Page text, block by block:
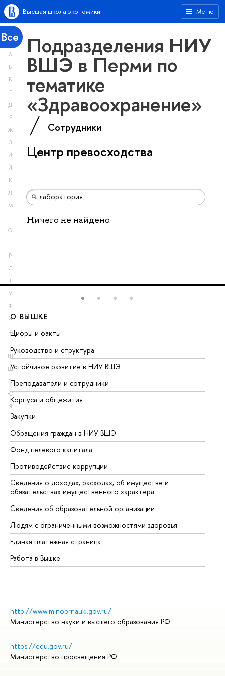
Меню
Высшая школа экономики
Все
А
Б
В
Г
Д
Е
Ж
З
И
Й
К
Л
М
Н
О
П
Р
С
Т
У
Ф
Х
Ц
Ч
Ш
Щ
Э
Ю
Я
Подразделения НИУ
ВШЭ в Перми по
тематике
«Здравоохранение»
Сотрудники
Центр превосходства
Ничего не найдено
О ВЫШКЕ
Цифры и факты
Руководство и структура
Устойчивое развитие в НИУ ВШЭ
Преподаватели и сотрудники
Корпуса и общежития
Закупки
Обращения граждан в НИУ ВШЭ
Фонд целевого капитала
Противодействие коррупции
Сведения о доходах, расходах, об имуществе и
обязательствах имущественного характера
Сведения об образовательной организации
Людям с ограниченными возможностями здоровья
Единая платежная страница
Работа в Вышке
http://www.minobrnauki.gov.ru/
Министерство науки и высшего образования РФ
https://edu.gov.ru/
Министерство просвещения РФ